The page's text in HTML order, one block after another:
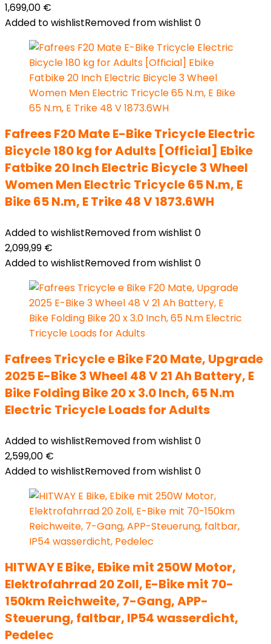
1,699,00 €
Added to wishlistRemoved from wishlist 0
Fafrees F20 Mate E-Bike Tricycle Electric
Bicycle 180 kg for Adults [Official] Ebike
Fatbike 20 Inch Electric Bicycle 3 Wheel
Women Men Electric Tricycle 65 N.m, E
Bike 65 N.m, E Trike 48 V 1873.6WH
Added to wishlistRemoved from wishlist 0
2,099,99 €
Added to wishlistRemoved from wishlist 0
Fafrees Tricycle e Bike F20 Mate, Upgrade
2025 E-Bike 3 Wheel 48 V 21 Ah Battery, E
Bike Folding Bike 20 x 3.0 Inch, 65 N.m
Electric Tricycle Loads for Adults
Added to wishlistRemoved from wishlist 0
2,599,00 €
Added to wishlistRemoved from wishlist 0
HITWAY E Bike, Ebike mit 250W Motor,
Elektrofahrrad 20 Zoll, E-Bike mit 70-
150km Reichweite, 7-Gang, APP-
Steuerung, faltbar, IP54 wasserdicht,
Pedelec